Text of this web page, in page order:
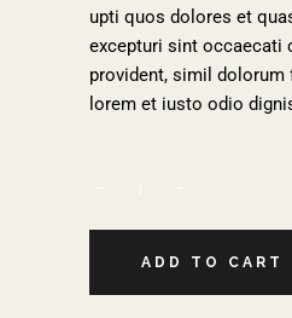
upti quos dolores et
excepturi sint occaecati
provident, simil
lorem et iusto odio
ADD TO CART